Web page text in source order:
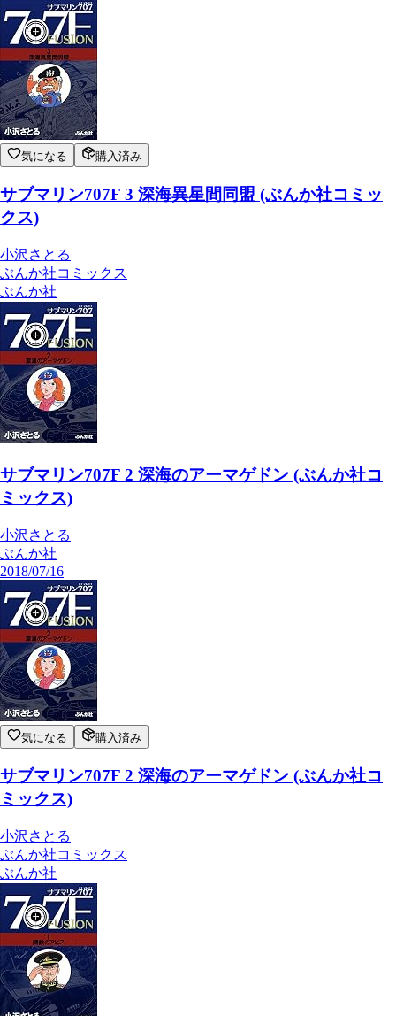
気になる 購入済み
サブマリン707F 3 深海異星間同盟 (ぶんか社コミッ
クス)
小沢さとる
ぶんか社コミックス
ぶんか社
サブマリン707F 2 深海のアーマゲドン (ぶんか社コ
ミックス)
小沢さとる
ぶんか社
2018/07/16
気になる 購入済み
サブマリン707F 2 深海のアーマゲドン (ぶんか社コ
ミックス)
小沢さとる
ぶんか社コミックス
ぶんか社